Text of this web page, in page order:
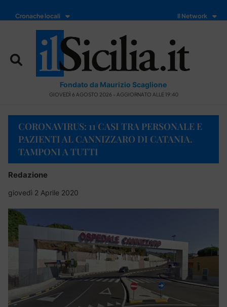
Cronache locali Il Network
Fondato da Maurizio Scaglione
GIOVEDÌ 6 AGOSTO 2026 - AGGIORNATO ALLE 19:40
CORONAVIRUS: 11 CASI TRA PERSONALE E
PAZIENTI AL CANNIZZARO DI CATANIA.
TAMPONI A TUTTI
Redazione
giovedì 2 Aprile 2020